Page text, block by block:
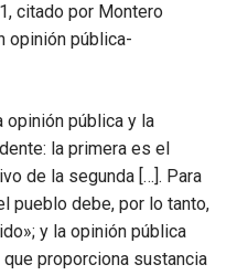
citado por Montero
opinión pública-
opinión pública y la
la primera es el
de la segunda […]. Para
pueblo debe, por lo tanto,
y la opinión pública
proporciona sustancia